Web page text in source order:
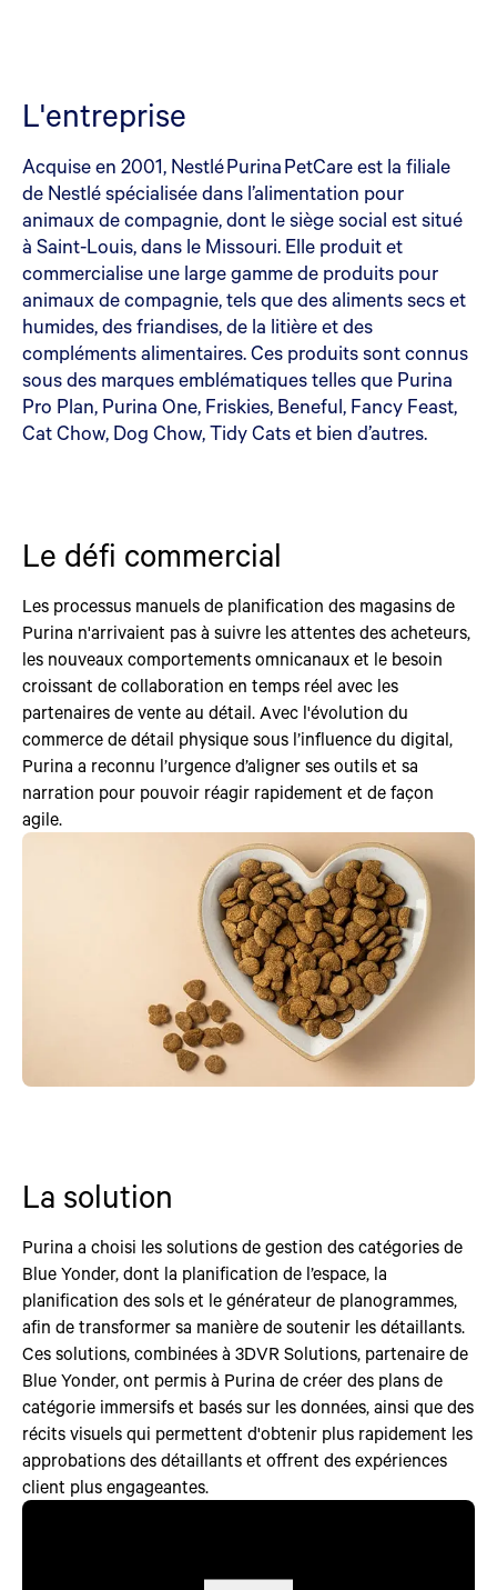
L'entreprise
Acquise en 2001, Nestlé Purina PetCare est la filiale
de Nestlé spécialisée dans l’alimentation pour
animaux de compagnie, dont le siège social est situé
à Saint-Louis, dans le Missouri. Elle produit et
commercialise une large gamme de produits pour
animaux de compagnie, tels que des aliments secs et
humides, des friandises, de la litière et des
compléments alimentaires. Ces produits sont connus
sous des marques emblématiques telles que Purina
Pro Plan, Purina One, Friskies, Beneful, Fancy Feast,
Cat Chow, Dog Chow, Tidy Cats et bien d’autres.
Le défi commercial
Les processus manuels de planification des magasins de
Purina n'arrivaient pas à suivre les attentes des acheteurs,
les nouveaux comportements omnicanaux et le besoin
croissant de collaboration en temps réel avec les
partenaires de vente au détail. Avec l'évolution du
commerce de détail physique sous l’influence du digital,
Purina a reconnu l’urgence d’aligner ses outils et sa
narration pour pouvoir réagir rapidement et de façon
agile.
La solution
Purina a choisi les solutions de gestion des catégories de
Blue Yonder, dont la planification de l’espace, la
planification des sols et le générateur de planogrammes,
afin de transformer sa manière de soutenir les détaillants.
Ces solutions, combinées à 3DVR Solutions, partenaire de
Blue Yonder, ont permis à Purina de créer des plans de
catégorie immersifs et basés sur les données, ainsi que des
récits visuels qui permettent d'obtenir plus rapidement les
approbations des détaillants et offrent des expériences
client plus engageantes.